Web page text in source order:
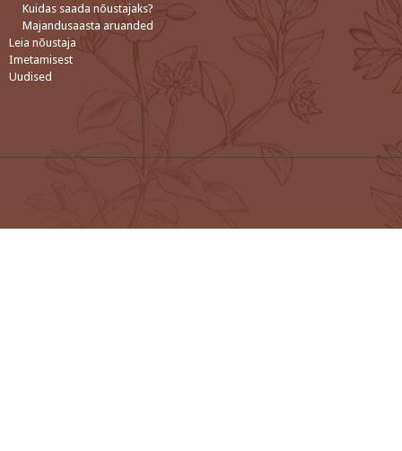
Kuidas saada nõustajaks?
Majandusaasta aruanded
Leia nõustaja
Imetamisest
Uudised